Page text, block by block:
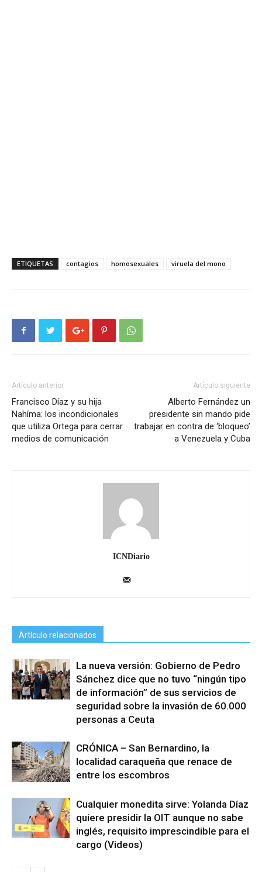
ETIQUETAS contagios homosexuales viruela del mono
Artículo anterior
Francisco Díaz y su hija
Nahíma: los incondicionales
que utiliza Ortega para cerrar
medios de comunicación
Artículo siguiente
Alberto Fernández un
presidente sin mando pide
trabajar en contra de ‘bloqueo’
a Venezuela y Cuba
ICNDiario
Artículo relacionados
La nueva versión: Gobierno de Pedro
Sánchez dice que no tuvo “ningún tipo
de información” de sus servicios de
seguridad sobre la invasión de 60.000
personas a Ceuta
CRÓNICA – San Bernardino, la
localidad caraqueña que renace de
entre los escombros
Cualquier monedita sirve: Yolanda Díaz
quiere presidir la OIT aunque no sabe
inglés, requisito imprescindible para el
cargo (Videos)